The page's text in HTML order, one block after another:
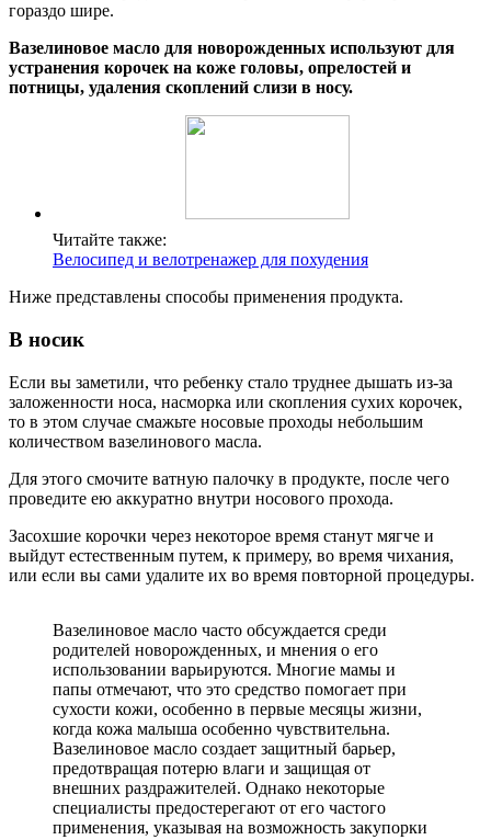
гораздо шире.
Вазелиновое масло для новорожденных используют для
устранения корочек на коже головы, опрелостей и
потницы, удаления скоплений слизи в носу.
Читайте также:
Велосипед и велотренажер для похудения
Ниже представлены способы применения продукта.
В носик
Если вы заметили, что ребенку стало труднее дышать из-за
заложенности носа, насморка или скопления сухих корочек,
то в этом случае смажьте носовые проходы небольшим
количеством вазелинового масла.
Для этого смочите ватную палочку в продукте, после чего
проведите ею аккуратно внутри носового прохода.
Засохшие корочки через некоторое время станут мягче и
выйдут естественным путем, к примеру, во время чихания,
или если вы сами удалите их во время повторной процедуры.
Вазелиновое масло часто обсуждается среди
родителей новорожденных, и мнения о его
использовании варьируются. Многие мамы и
папы отмечают, что это средство помогает при
сухости кожи, особенно в первые месяцы жизни,
когда кожа малыша особенно чувствительна.
Вазелиновое масло создает защитный барьер,
предотвращая потерю влаги и защищая от
внешних раздражителей. Однако некоторые
специалисты предостерегают от его частого
применения, указывая на возможность закупорки